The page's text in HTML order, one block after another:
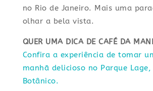
no Rio de Janeiro. Mais uma
olhar a bela vista.
QUER UMA DICA DE CAFÉ DA
Confira a experiência de tomar
manhã delicioso no Parque Lage,
Botânico.